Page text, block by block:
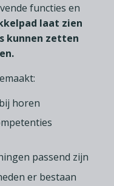
functies en
laat zien
kunnen zetten
horen
passend zijn
er bestaan